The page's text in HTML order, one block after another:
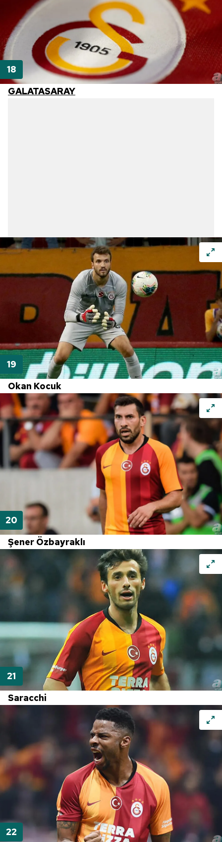
GALATASARAY
Okan Kocuk
Şener Özbayraklı
Saracchi